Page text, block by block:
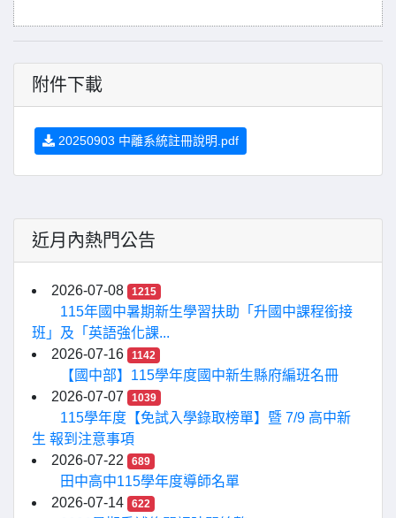
附件下載
20250903 中離系統註冊說明.pdf
近月內熱門公告
2026-07-08 1215
115年國中暑期新生學習扶助「升國中課程銜接
班」及「英語強化課...
2026-07-16
1142
【國中部】115學年度國中新生縣府編班名冊
2026-07-07
1039
115學年度【免試入學錄取榜單】暨 7/9 高中新
生 報到注意事項
2026-07-22
689
田中高中115學年度導師名單
2026-07-14
622